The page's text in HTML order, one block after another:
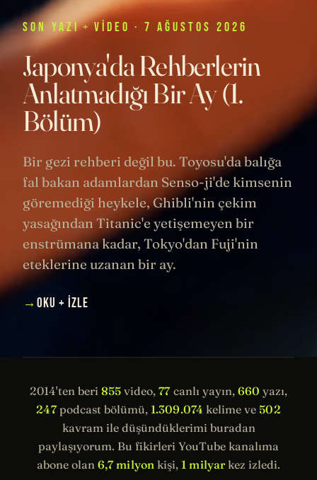
SON YAZI + VIDEO · 7 AĞUSTOS 2026
Japonya'da Rehberlerin
Anlatmadığı Bir Ay (1.
Bölüm)
Bir gezi rehberi değil bu. Toyosu'da balığa
fal bakan adamlardan Senso-ji'de kimsenin
göremediği heykele, Ghibli'nin çekim
yasağından Titanic'e yetişemeyen bir
enstrümana kadar, Tokyo'dan Fuji'nin
eteklerine uzanan bir ay.
→ OKU + İZLE
2014'ten beri 855 video,77canlı yayın, 660 yazı,
247podcast bölümü, 1.309.074 kelime ve 502
kavram ile düşündüklerimi buradan
paylaşıyorum. Bu fikirleri YouTube kanalıma
abone olan 6,7 milyon kişi, 1 milyarkez izledi.